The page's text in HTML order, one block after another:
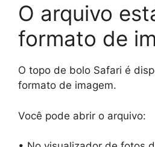
O arquivo
formato de
O topo de bolo Safari é
formato de imagem.
Você pode abrir o arquivo: